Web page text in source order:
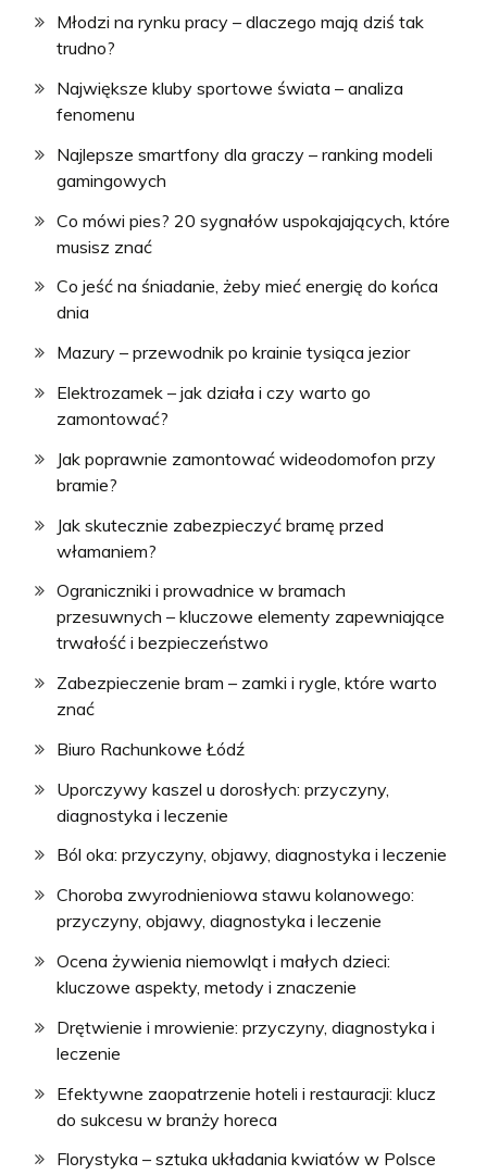
Młodzi na rynku pracy – dlaczego mają dziś tak
trudno?
Największe kluby sportowe świata – analiza
fenomenu
Najlepsze smartfony dla graczy – ranking modeli
gamingowych
Co mówi pies? 20 sygnałów uspokajających, które
musisz znać
Co jeść na śniadanie, żeby mieć energię do końca
dnia
Mazury – przewodnik po krainie tysiąca jezior
Elektrozamek – jak działa i czy warto go
zamontować?
Jak poprawnie zamontować wideodomofon przy
bramie?
Jak skutecznie zabezpieczyć bramę przed
włamaniem?
Ograniczniki i prowadnice w bramach
przesuwnych – kluczowe elementy zapewniające
trwałość i bezpieczeństwo
Zabezpieczenie bram – zamki i rygle, które warto
znać
Biuro Rachunkowe Łódź
Uporczywy kaszel u dorosłych: przyczyny,
diagnostyka i leczenie
Ból oka: przyczyny, objawy, diagnostyka i leczenie
Choroba zwyrodnieniowa stawu kolanowego:
przyczyny, objawy, diagnostyka i leczenie
Ocena żywienia niemowląt i małych dzieci:
kluczowe aspekty, metody i znaczenie
Drętwienie i mrowienie: przyczyny, diagnostyka i
leczenie
Efektywne zaopatrzenie hoteli i restauracji: klucz
do sukcesu w branży horeca
Florystyka – sztuka układania kwiatów w Polsce